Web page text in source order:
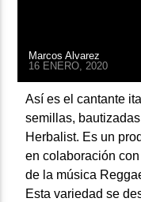
Marcos Alvarez
16 ENERO, 2020
Así es el cantante
semillas,
Herbalist. Es un
en colaboración
de la música
Esta variedad se